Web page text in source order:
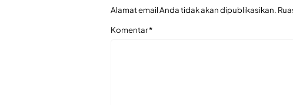
Alamat email Anda tidak akan dipublikasikan.
Komentar*